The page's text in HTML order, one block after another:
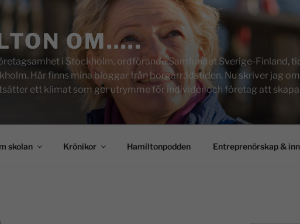
OM…..
i Stockholm, ordförande Samfundet Sverige-Finland,
Här finns mina bloggar från borgarrådstiden. Nu skriver jag
ett klimat som ger utrymme för individer och företag att
skolan Krönikor Hamiltonpodden Entreprenörskap &